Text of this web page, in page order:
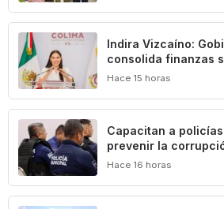
Indira Vizcaíno:
consolida finanzas
traducen en
Hace 15 horas
‎Capacitan a
prevenir la
Hace 16 horas